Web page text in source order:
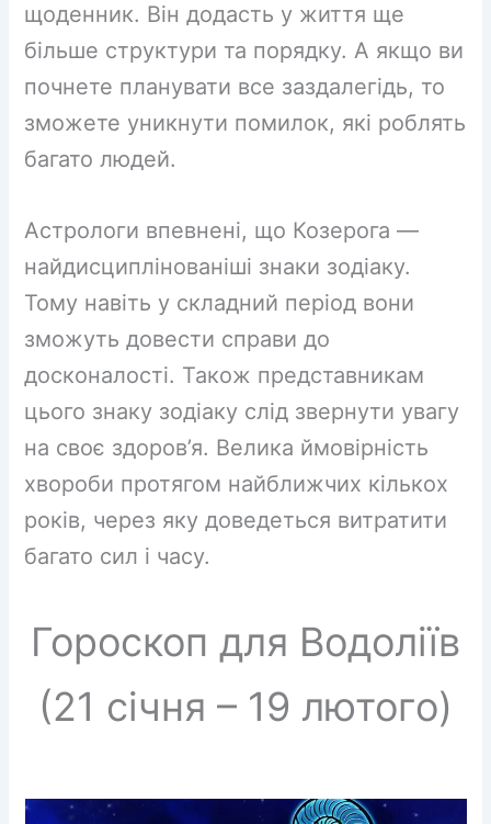
щоденник. Він додасть у життя ще
більше структури та порядку. А якщо ви
почнете планувати все заздалегідь, то
зможете уникнути помилок, які роблять
багато людей.
Астрологи впевнені, що Козерога —
найдисциплінованіші знаки зодіаку.
Тому навіть у складний період вони
зможуть довести справи до
досконалості. Також представникам
цього знаку зодіаку слід звернути увагу
на своє здоров’я. Велика ймовірність
хвороби протягом найближчих кількох
років, через яку доведеться витратити
багато сил і часу.
Гороскоп для Водоліїв
(21 січня – 19 лютого)